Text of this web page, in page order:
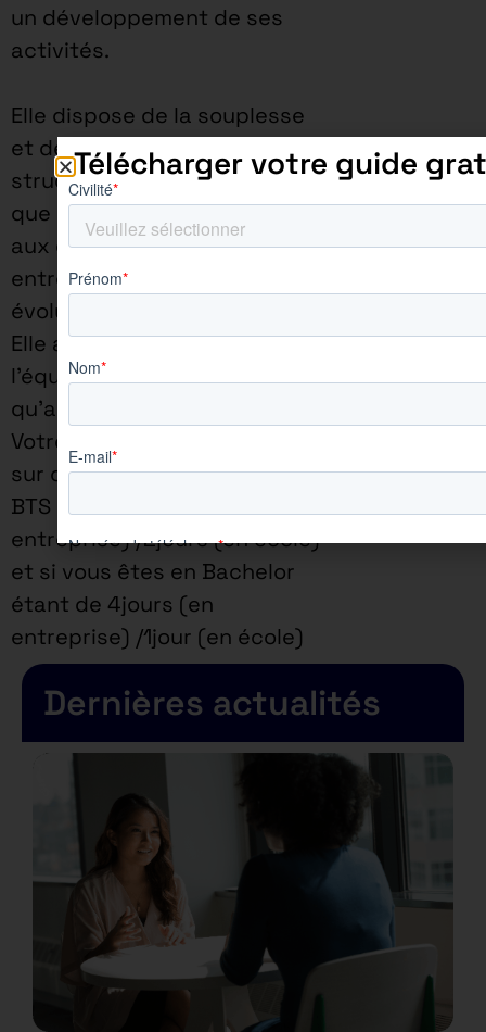
un développement de ses
activités.
Elle dispose de la souplesse
et de réactivité d’une
structure à taille humaine,
que ce soit pour répondre
aux demandes des
entreprises ou pour faire
évoluer sa pédagogie.
Elle assure une proximité à
l’équipe enseignante ainsi
qu’aux apprenants.
Votre rythme d’alternance
sur cette offre si vous êtes en
BTS étant de 3jours (en
entreprise) /2jours (en école)
et si vous êtes en Bachelor
étant de 4jours (en
entreprise) /1jour (en école)
Dernières actualités
Télécharger votre guide